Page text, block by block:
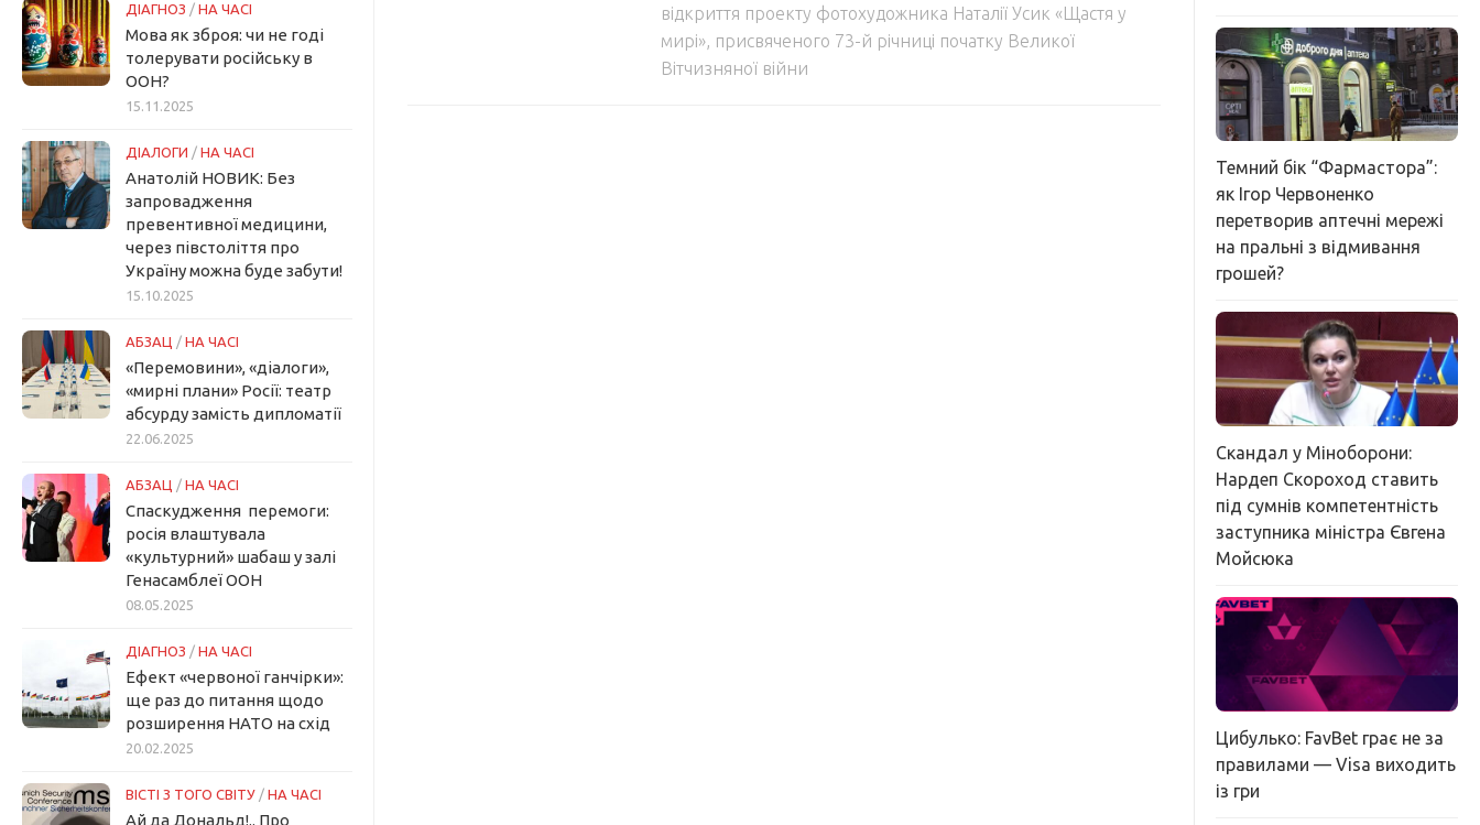
відкриття проекту фотохудожника Наталії Усик «Щастя у
мирі», присвяченого 73-й річниці початку Великої
Вітчизняної війни
ДІАГНОЗ / НА ЧАСІ
Мова як зброя: чи не годі
толерувати російську в
ООН?
15.11.2025
ДІАЛОГИ / НА ЧАСІ
Анатолій НОВИК: Без
запровадження
превентивної медицини,
через півстоліття про
Україну можна буде забути!
15.10.2025
АБЗАЦ / НА ЧАСІ
«Перемовини», «діалоги»,
«мирні плани» Росії: театр
абсурду замість дипломатії
22.06.2025
АБЗАЦ / НА ЧАСІ
Спаскудження перемоги:
росія влаштувала
«культурний» шабаш у залі
Генасамблеї ООН
08.05.2025
ДІАГНОЗ / НА ЧАСІ
Ефект «червоної ганчірки»:
ще раз до питання щодо
розширення НАТО на схід
20.02.2025
ВІСТІ З ТОГО СВІТУ / НА ЧАСІ
Ай да Дональд!.. Про
Темний бік “Фармастора”:
як Ігор Червоненко
перетворив аптечні мережі
на пральні з відмивання
грошей?
Скандал у Міноборони:
Нардеп Скороход ставить
під сумнів компетентність
заступника міністра Євгена
Мойсюка
Цибулько: FavBet грає не за
правилами — Visa виходить
із гри